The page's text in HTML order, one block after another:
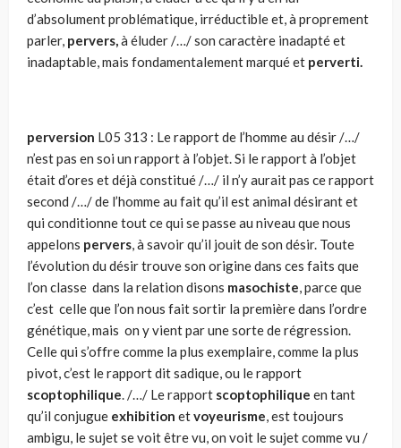
d’absolument problématique, irréductible et, à proprement
parler, pervers,à éluder /…/ son caractère inadapté et
inadaptable, mais fondamentalement marqué et perverti.
perversion L05 313 : Le rapport de l’homme au désir /…/
n’est pas en soi un rapport à l’objet. Si le rapport à l’objet
était d’ores et déjà constitué /…/ il n’y aurait pas ce rapport
second /…/ de l’homme au fait qu’il est animal désirant et
qui conditionne tout ce qui se passe au niveau que nous
appelons pervers, à savoir qu’il jouit de son désir. Toute
l’évolution du désir trouve son origine dans ces faits que
l’on classe dans la relation disons masochiste, parce que
c’est celle que l’on nous fait sortir la première dans l’ordre
génétique, mais on y vient par une sorte de régression.
Celle qui s’offre comme la plus exemplaire, comme la plus
pivot, c’est le rapport dit sadique, ou le rapport
scoptophilique. /…/ Le rapport scoptophilique en tant
qu’il conjugue exhibition etvoyeurisme, est toujours
ambigu, le sujet se voit être vu, on voit le sujet comme vu /